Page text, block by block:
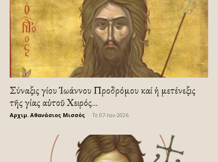
Σύναξις Ἁγίου Ἰωάννου Προδρόμου καί ἡ μετένεξις
τῆς Ἁγίας αὐτοῦ Χειρός...
Αρχιμ. Αθανάσιος Μισσός Τε 07-Ιαν-2026